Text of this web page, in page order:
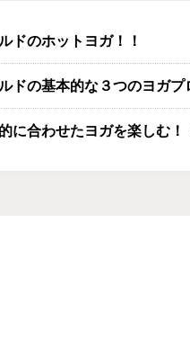
ドのホットヨガ！！
ドの基本的な３つのヨガプ
に合わせたヨガを楽しむ！